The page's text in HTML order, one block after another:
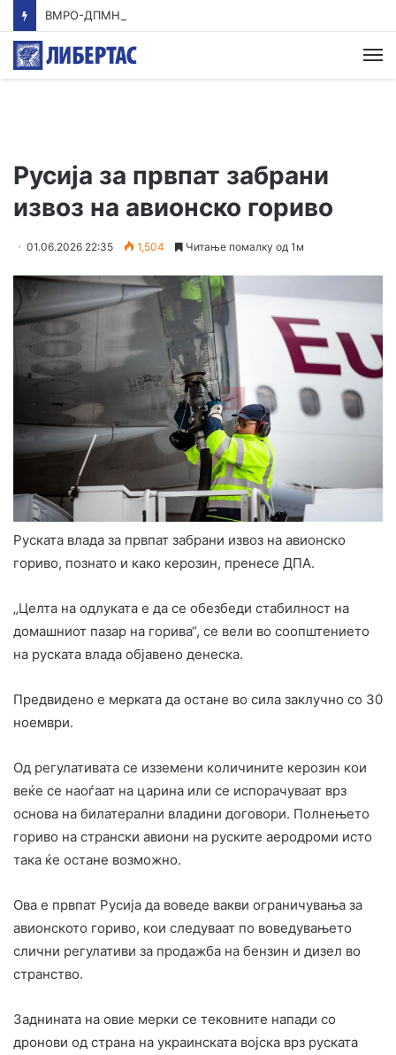
Русија за првпат забрани
извоз на авионско гориво
01.06.2026 22:35 1,504 Читање помалку од 1м
Руската влада за првпат забрани извоз на авионско
гориво, познато и како керозин, пренесе ДПА.
„Целта на одлуката е да се обезбеди стабилност на
домашниот пазар на горива“, се вели во соопштението
на руската влада објавено денеска.
Предвидено е мерката да остане во сила заклучно со 30
ноември.
Од регулативата се изземени количините керозин кои
веќе се наоѓаат на царина или се испорачуваат врз
основа на билатерални владини договори. Полнењето
гориво на странски авиони на руските аеродроми исто
така ќе остане возможно.
Ова е првпат Русија да воведе вакви ограничувања за
авионското гориво, кои следуваат по воведувањето
слични регулативи за продажба на бензин и дизел во
странство.
Заднината на овие мерки се тековните напади со
дронови од страна на украинската војска врз руската